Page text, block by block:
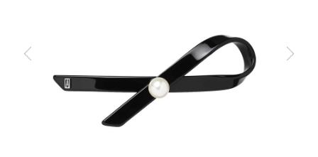
トピックス
ヘアアレンジ動画